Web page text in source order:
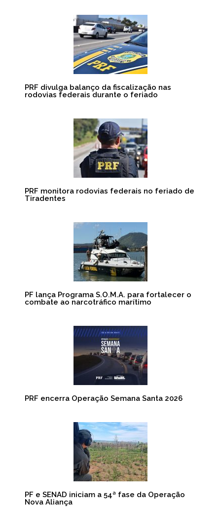
PRF divulga balanço da fiscalização nas
rodovias federais durante o feriado
PRF monitora rodovias federais no feriado de
Tiradentes
PF lança Programa S.O.M.A. para fortalecer o
combate ao narcotráfico marítimo
PRF encerra Operação Semana Santa 2026
PF e SENAD iniciam a 54ª fase da Operação
Nova Aliança